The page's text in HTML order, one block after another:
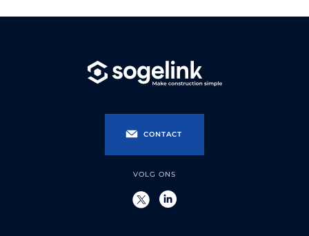
CONTACT
VOLG ONS